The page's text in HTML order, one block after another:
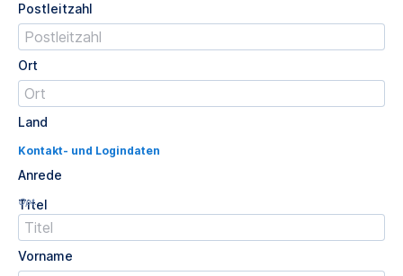
Postleitzahl
Ort
Land
Kontakt- und Logindaten
Anrede
Titel
Opt.
Vorname